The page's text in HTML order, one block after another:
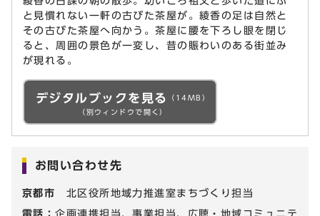
と見慣れない一軒の古びた茶屋が。綾香の足は自然と
その古びた茶屋へ向かう。茶屋に腰を下ろし眼を閉じ
ると、周囲の景色が一変し、昔の賑わいのある街並み
が現れる。
デジタルブックを見る
（14MB）
（別ウィンドウで開く）
お問い合わせ先
京都市 北区役所地域力推進室まちづくり担当
電話：企画連携担当、事業担当、広聴・地域コミュニテ